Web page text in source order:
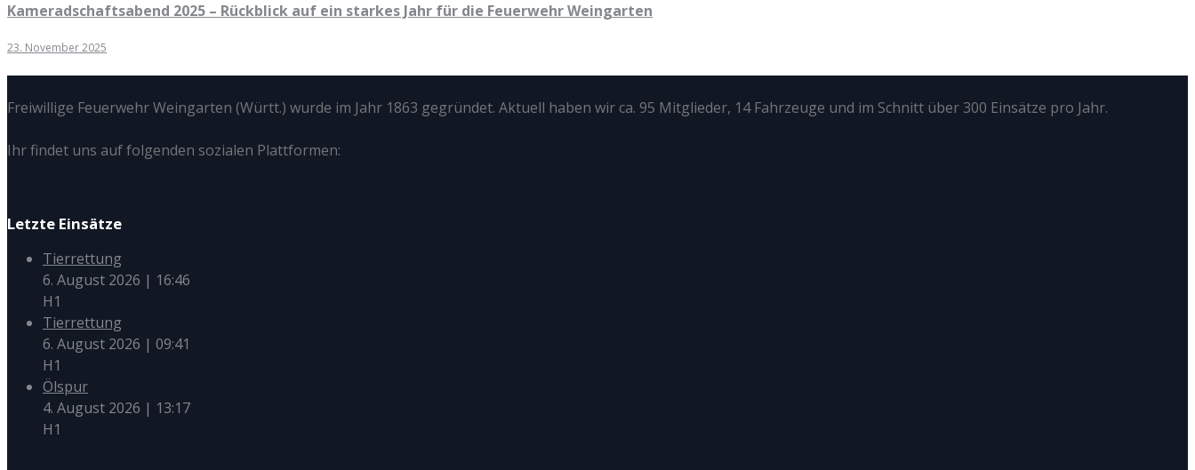
Kameradschaftsabend 2025 – Rückblick auf ein starkes Jahr für die Feuerwehr Weingarten
23. November 2025
Freiwillige Feuerwehr Weingarten (Württ.) wurde im Jahr 1863 gegründet. Aktuell haben wir ca. 95 Mitglieder, 14 Fahrzeuge und im Schnitt über 300 Einsätze pro Jahr.
Ihr findet uns auf folgenden sozialen Plattformen:
Letzte Einsätze
Tierrettung
6. August 2026 | 16:46
H1
Tierrettung
6. August 2026 | 09:41
H1
Ölspur
4. August 2026 | 13:17
H1